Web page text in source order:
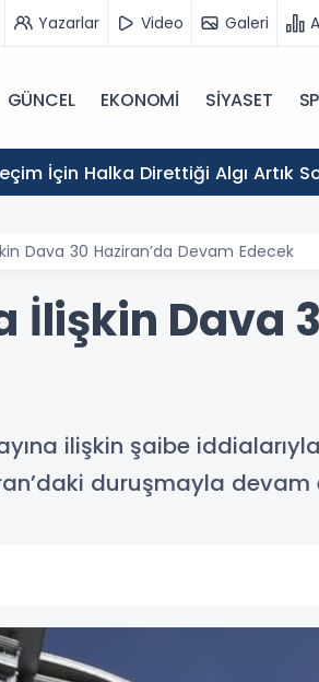
Yazarlar Video Galeri
GÜNCEL EKONOMİ SİYASET
İçin Halka Direttiği Algı Artık
Dava 30 Haziran’da Devam Edecek
İlişkin Dava
ilişkin şaibe
duruşmayla devam